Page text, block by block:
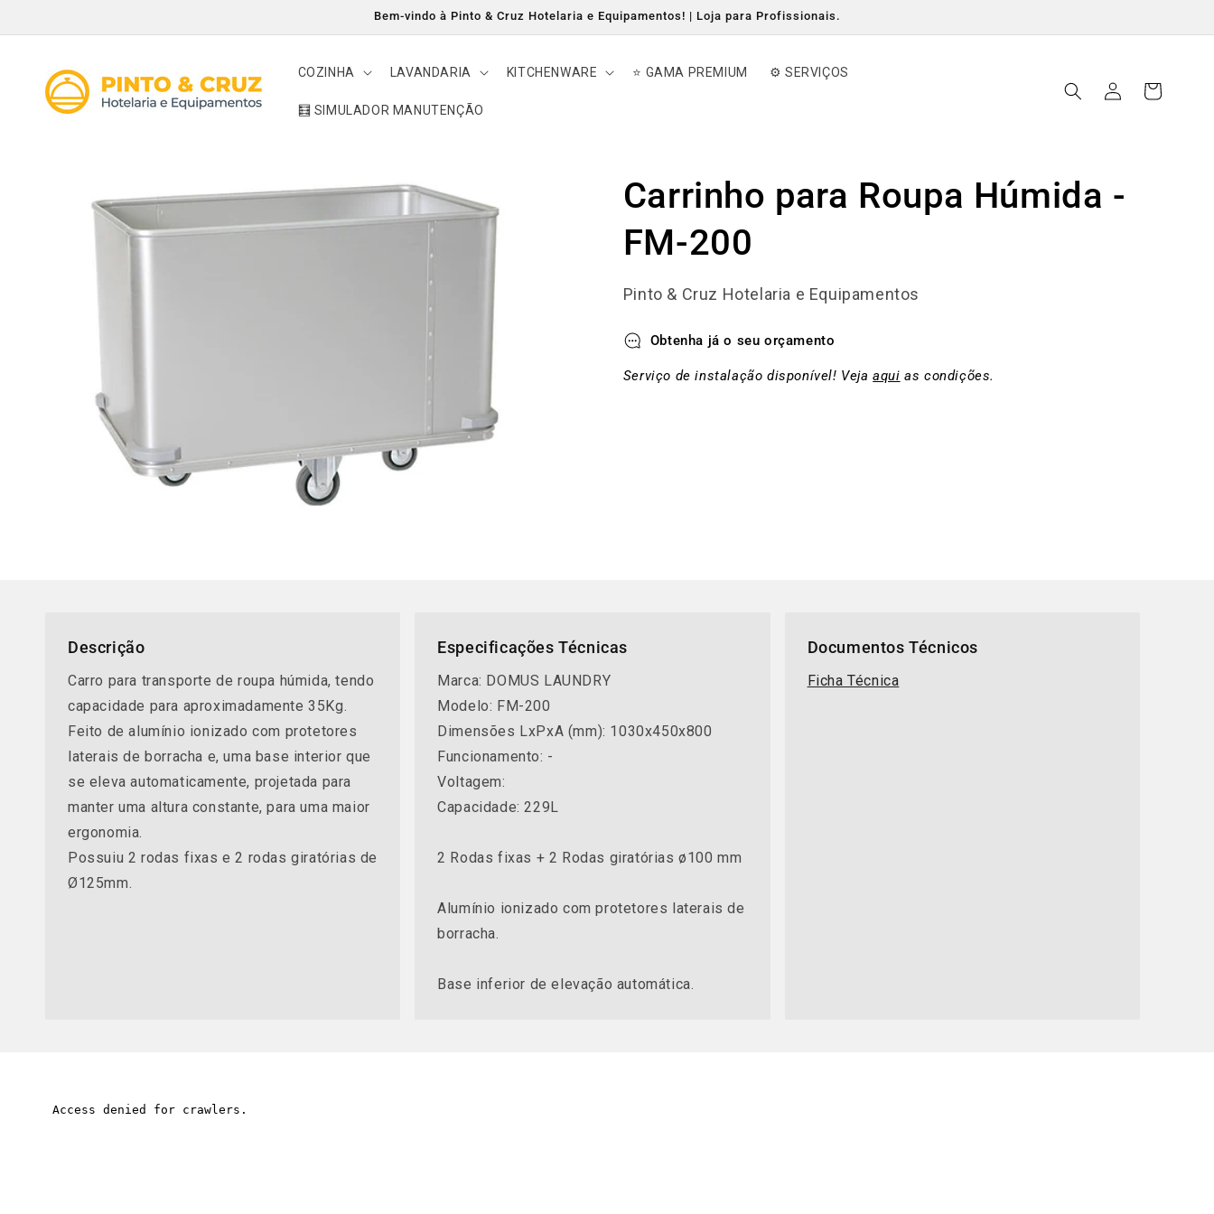
conteúdo
Bem-vindo à Pinto & Cruz Hotelaria e Equipamentos! | Loja para Profissionais.
COZINHA LAVANDARIA KITCHENWARE ⭐ GAMA PREMIUM ⚙️ SERVIÇOS
🧮 SIMULADOR MANUTENÇÃO
sessão
Carrinho
informação
do produto
Carrinho para Roupa Húmida -
FM-200
Pinto & Cruz Hotelaria e Equipamentos
Obtenha já o seu orçamento
Serviço de instalação disponível! Vejaaqui as condições.
Descrição
Carro para transporte de roupa húmida, tendo
capacidade para aproximadamente 35Kg.
Feito de alumínio ionizado com protetores
laterais de borracha e, uma base interior que
se eleva automaticamente, projetada para
manter uma altura constante, para uma maior
ergonomia.
Possuiu 2 rodas fixas e 2 rodas giratórias de
Ø125mm.
Especificações Técnicas
Marca: DOMUS LAUNDRY
Modelo: FM-200
Dimensões LxPxA (mm): 1030x450x800
Funcionamento: -
Voltagem:
Capacidade: 229L
2 Rodas fixas + 2 Rodas giratórias ø100 mm
Alumínio ionizado com protetores laterais de
borracha.
Base inferior de elevação automática.
Documentos Técnicos
Ficha Técnica